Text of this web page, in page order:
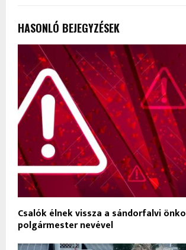
HASONLÓ BEJEGYZÉSEK
Csalók élnek vissza a sándorfalvi
polgármester nevével